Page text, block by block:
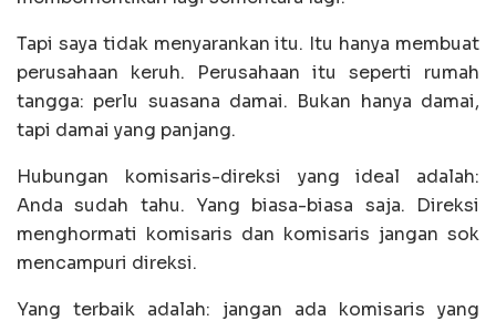
Tapi saya tidak menyarankan itu. Itu hanya membuat
perusahaan keruh. Perusahaan itu seperti rumah
tangga: perlu suasana damai. Bukan hanya damai,
tapi damai yang panjang.
Hubungan komisaris-direksi yang ideal adalah:
Anda sudah tahu. Yang biasa-biasa saja. Direksi
menghormati komisaris dan komisaris jangan sok
mencampuri direksi.
Yang terbaik adalah: jangan ada komisaris yang